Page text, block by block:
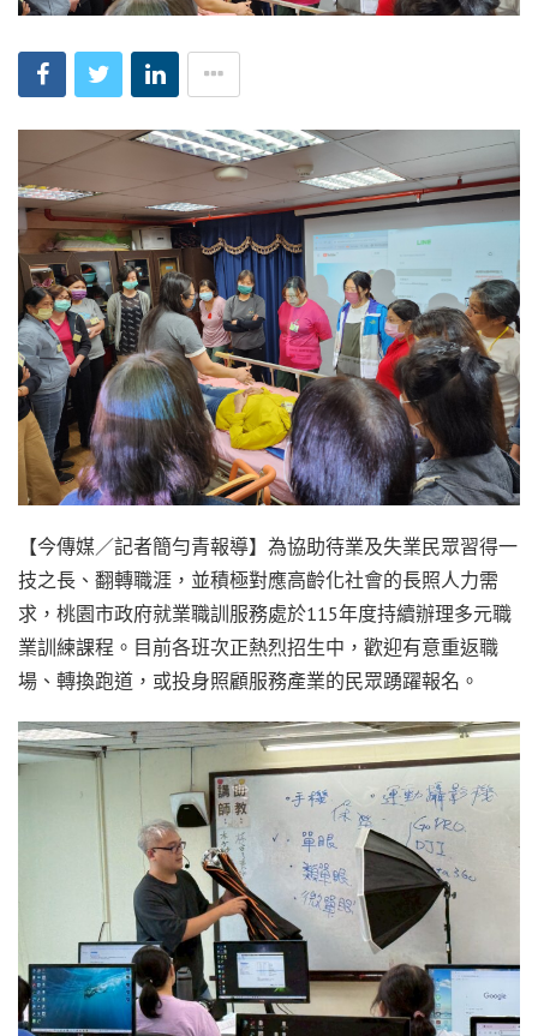
【今傳媒／記者簡勻青報導】為協助待業及失業民眾習得一
技之長、翻轉職涯，並積極對應高齡化社會的長照人力需
求，桃園市政府就業職訓服務處於115年度持續辦理多元職
業訓練課程。目前各班次正熱烈招生中，歡迎有意重返職
場、轉換跑道，或投身照顧服務產業的民眾踴躍報名。